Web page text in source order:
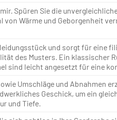
Spüren Sie die
Wärme und Geborgenheit
und sorgt für eine
des Musters. Ein klassischer
sind leicht angesetzt für eine
Umschläge und Abnahmen
Geschick, um ein
und Tiefe.